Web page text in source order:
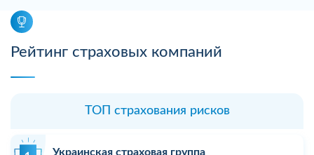
Рейтинг страховых компаний
ТОП страхования рисков
Украинская страховая группа